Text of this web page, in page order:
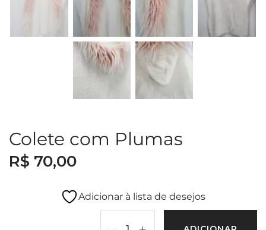
Colete com Plumas
R$ 70,00
Adicionar à lista de desejos